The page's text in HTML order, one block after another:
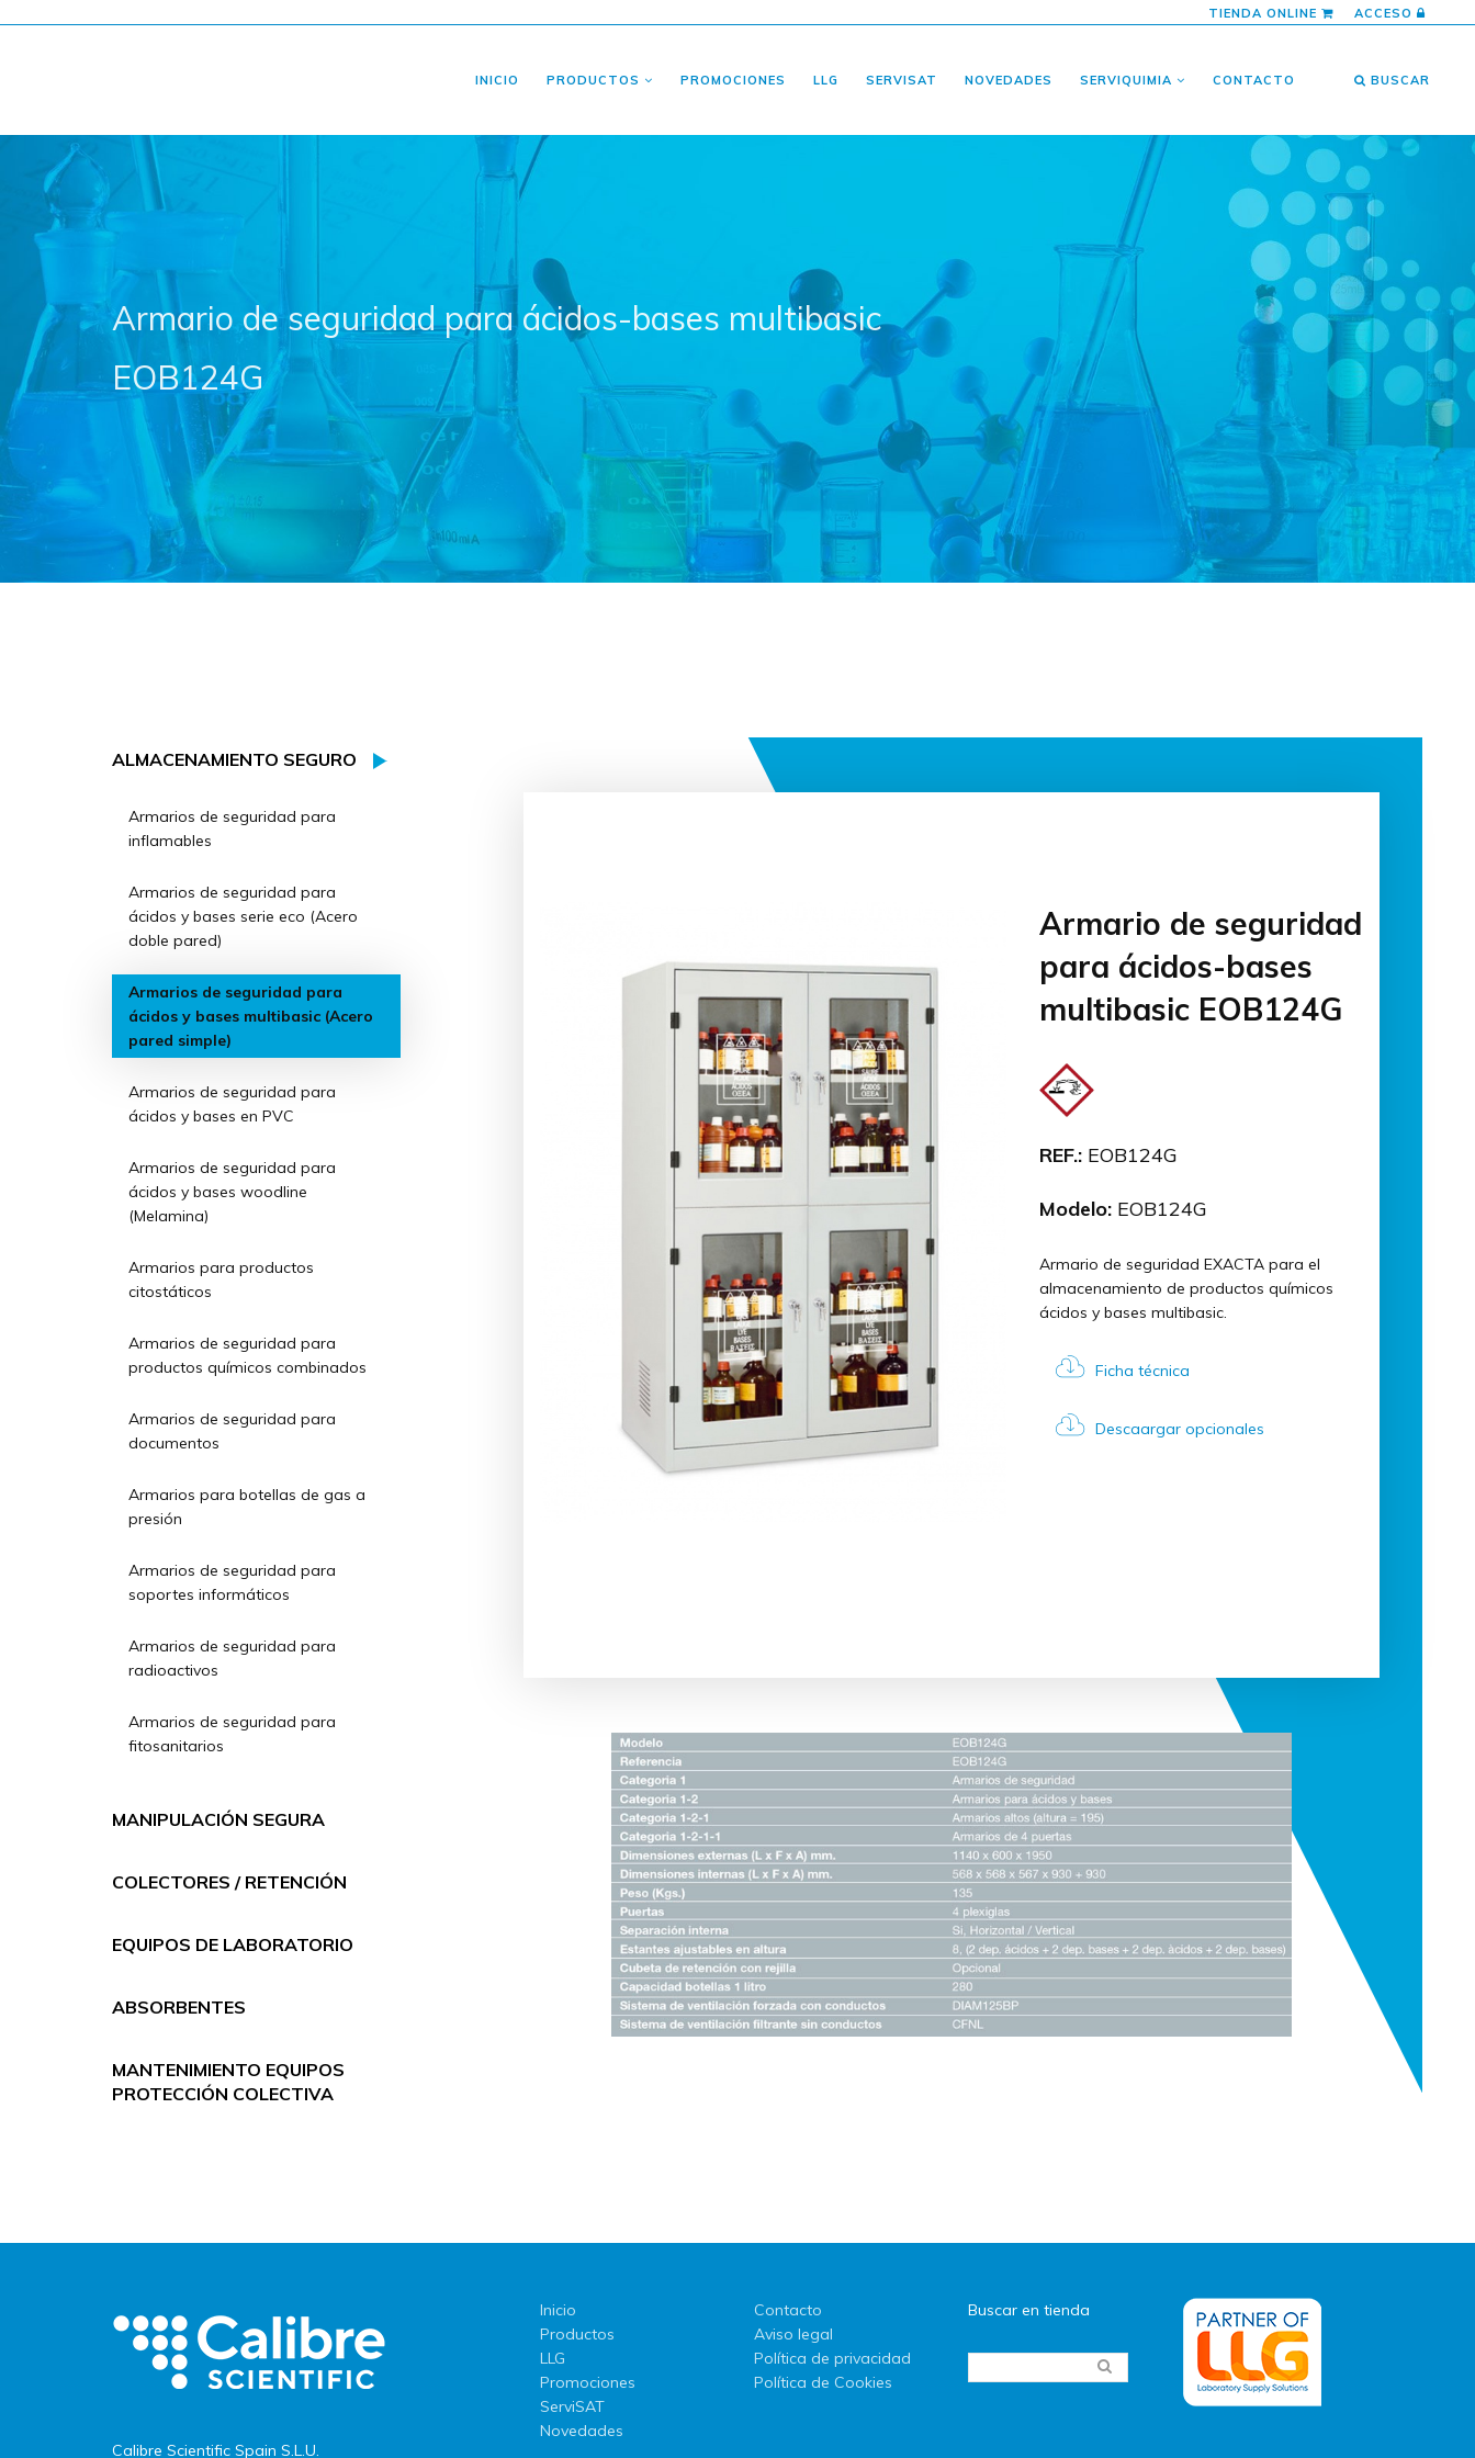
TIENDA ONLINE ACCESO
INICIO PRODUCTOS PROMOCIONES LLG SERVISAT NOVEDADES SERVIQUIMIA CONTACTO BUSCAR
Armario de seguridad para ácidos-bases multibasic
EOB124G
ALMACENAMIENTO SEGURO
Armarios de seguridad para
inflamables
Armarios de seguridad para
ácidos y bases serie eco (Acero
doble pared)
Armarios de seguridad para
ácidos y bases multibasic (Acero
pared simple)
Armarios de seguridad para
ácidos y bases en PVC
Armarios de seguridad para
ácidos y bases woodline
(Melamina)
Armarios para productos
citostáticos
Armarios de seguridad para
productos químicos combinados
Armarios de seguridad para
documentos
Armarios para botellas de gas a
presión
Armarios de seguridad para
soportes informáticos
Armarios de seguridad para
radioactivos
Armarios de seguridad para
fitosanitarios
MANIPULACIÓN SEGURA
COLECTORES / RETENCIÓN
EQUIPOS DE LABORATORIO
ABSORBENTES
MANTENIMIENTO EQUIPOS
PROTECCIÓN COLECTIVA
Armario de seguridad
para ácidos-bases
multibasic EOB124G
REF.: EOB124G
Modelo: EOB124G
Armario de seguridad EXACTA para el
almacenamiento de productos químicos
ácidos y bases multibasic.
Ficha técnica
Descaargar opcionales
Calibre Scientific Spain S.L.U.
Inicio
Productos
LLG
Promociones
ServiSAT
Novedades
Contacto
Aviso legal
Política de privacidad
Política de Cookies
Buscar en tienda